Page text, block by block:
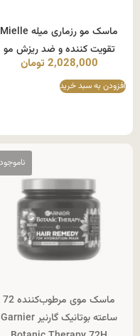
ماسک مو رزماری میله Mielle
تقویت کننده و ضد ریزش مو
2,028,000 تومان
افزودن به سبد خرید
ماسک موی مرطوب‌کننده 72
ساعته بوتانیک گارنیر Garnier